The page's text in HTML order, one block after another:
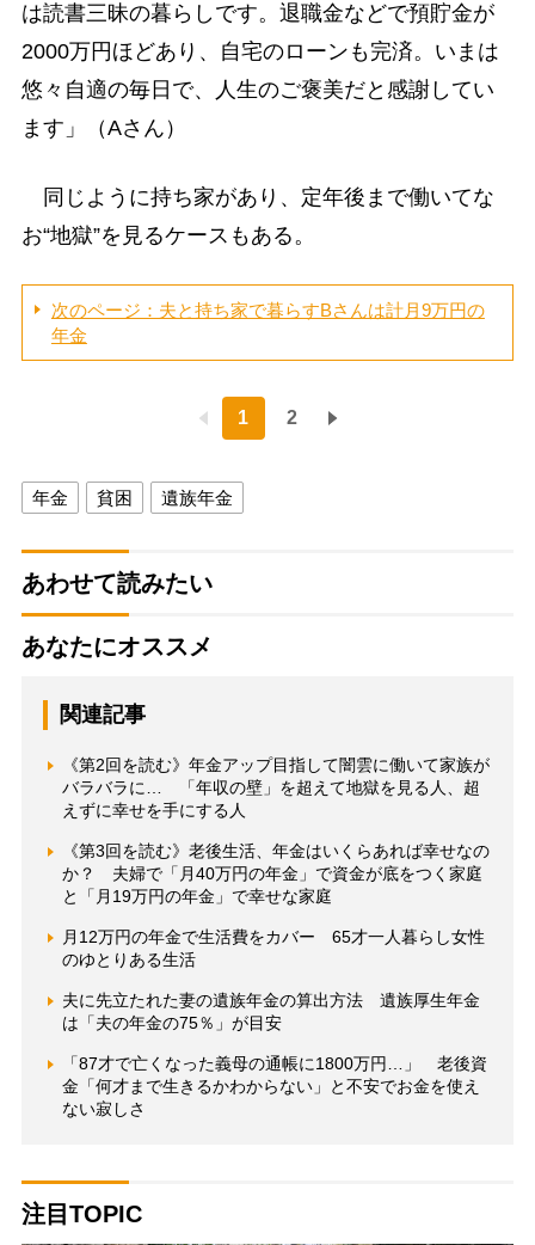
は読書三昧の暮らしです。退職金などで預貯金が
2000万円ほどあり、自宅のローンも完済。いまは
悠々自適の毎日で、人生のご褒美だと感謝してい
ます」（Aさん）
同じように持ち家があり、定年後まで働いてな
お“地獄”を見るケースもある。
次のページ：夫と持ち家で暮らすBさんは計月9万円の
年金
1 2
年金 貧困 遺族年金
あわせて読みたい
あなたにオススメ
関連記事
《第2回を読む》年金アップ目指して闇雲に働いて家族が
バラバラに… 「年収の壁」を超えて地獄を見る人、超
えずに幸せを手にする人
《第3回を読む》老後生活、年金はいくらあれば幸せなの
か？ 夫婦で「月40万円の年金」で資金が底をつく家庭
と「月19万円の年金」で幸せな家庭
月12万円の年金で生活費をカバー 65才一人暮らし女性
のゆとりある生活
夫に先立たれた妻の遺族年金の算出方法 遺族厚生年金
は「夫の年金の75％」が目安
「87才で亡くなった義母の通帳に1800万円…」 老後資
金「何才まで生きるかわからない」と不安でお金を使え
ない寂しさ
注目TOPIC